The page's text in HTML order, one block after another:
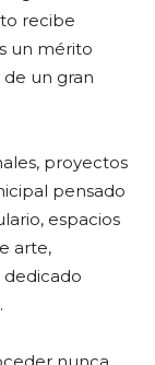
recibe
un mérito
un gran
proyectos
pensado
espacios
arte,
dedicado